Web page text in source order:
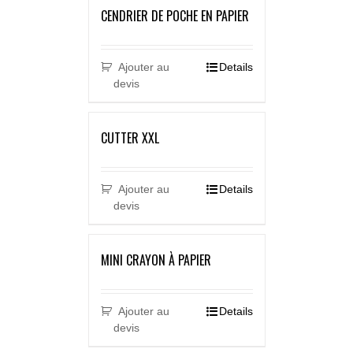
CENDRIER DE POCHE EN PAPIER
Ajouter au
devis
Details
CUTTER XXL
Ajouter au
devis
Details
MINI CRAYON À PAPIER
Ajouter au
devis
Details